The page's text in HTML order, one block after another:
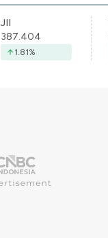
JII
387.404
1.81%